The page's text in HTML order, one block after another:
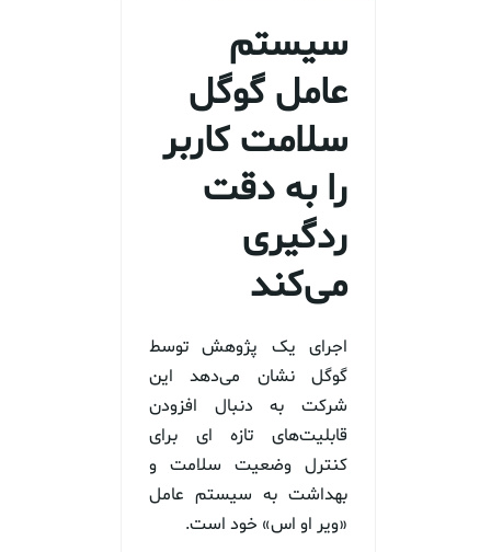
سیستم
عامل گوگل
سلامت کاربر
را به دقت
ردگیری
می‌کند
اجرای یک پژوهش توسط
گوگل نشان می‌دهد این
شرکت به دنبال افزودن
قابلیت‌های تازه ای برای
کنترل وضعیت سلامت و
بهداشت به سیستم عامل
«ویر او اس» خود است.